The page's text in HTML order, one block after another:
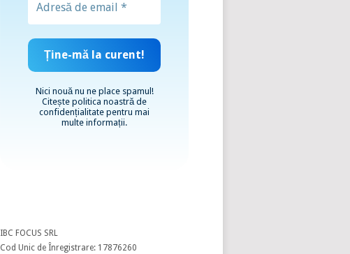
Nici nouă nu ne place spamul!
Citește politica noastră de
confidențialitate pentru mai
multe informații.
IBC FOCUS SRL
Cod Unic de Înregistrare: 17876260